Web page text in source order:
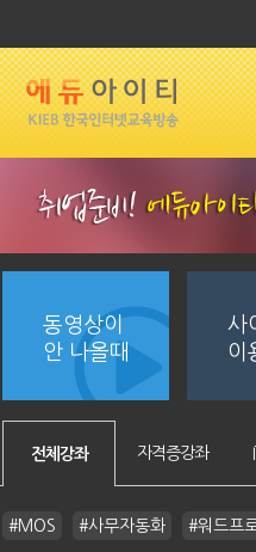
동영상이
안 나올때
사
이
전체강좌 자격증강좌
#MOS #사무자동화 #워드프